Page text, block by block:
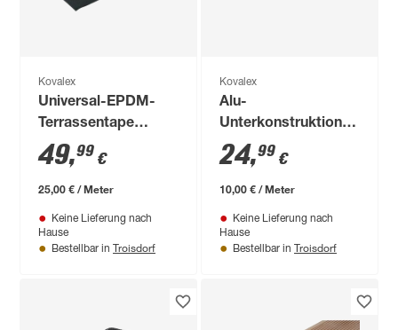
Kovalex
Universal-EPDM-
Terrassentape
schwarz 200 x 8 cm
49,99 €
25,00 € / Meter
Keine Lieferung nach
Hause
Bestellbar in Troisdorf
Kovalex
Alu-
Unterkonstruktion
2500 x 62 x 12 mm
24,99 €
10,00 € / Meter
Keine Lieferung nach
Hause
Bestellbar in Troisdorf